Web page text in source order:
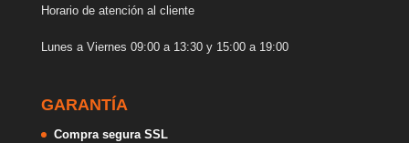
Horario de atención al cliente
Lunes a Viernes 09:00 a 13:30 y 15:00 a 19:00
GARANTÍA
Compra segura SSL